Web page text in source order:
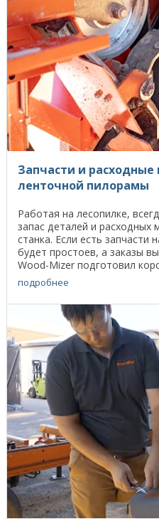
Запчасти и
ленточной пилорамы
Работая на лесопилке,
запас деталей и расходных
станка. Если есть запчасти
будет простоев, а заказы
Wood-Mizer подготовил
подробнее